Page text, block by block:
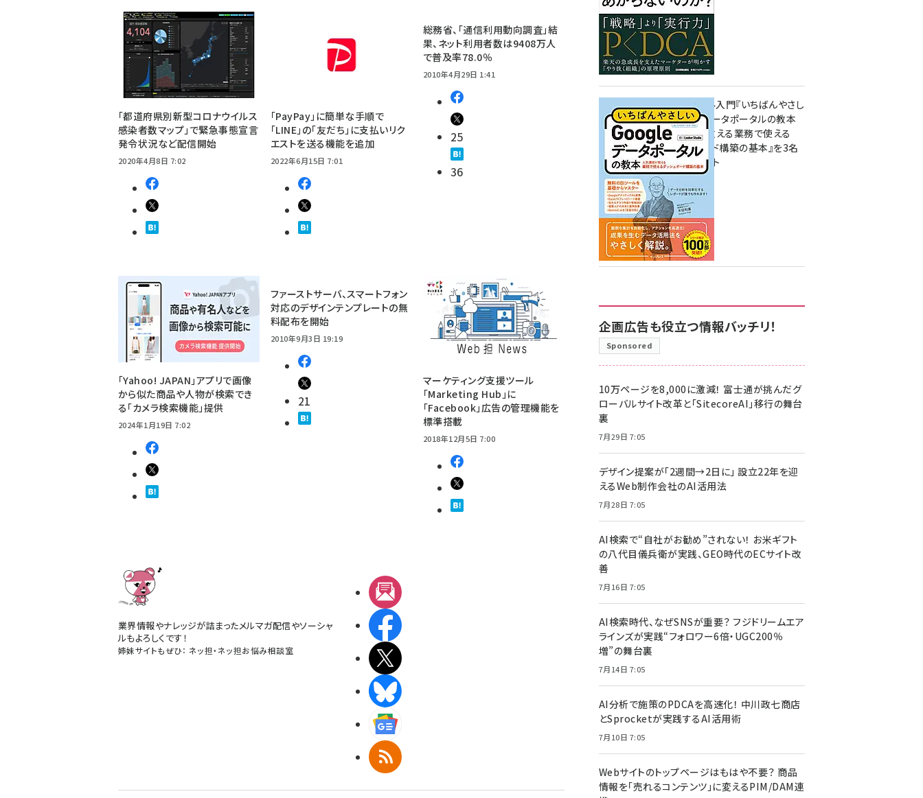
「都道府県別新型コロナウイルス
感染者数マップ」で緊急事態宣言
発令状況など配信開始
2020年4月8日 7:02
「PayPay」に簡単な手順で
「LINE」の「友だち」に支払いリク
エストを送る機能を追加
2022年6月15日 7:01
総務省、「通信利用動向調査」結
果、ネット利用者数は9408万人
で普及率78.0％
2010年4月29日 1:41
25
36
「Yahoo! JAPAN」アプリで画像
から似た商品や人物が検索でき
る「カメラ検索機能」提供
2024年1月19日 7:02
ファーストサーバ、スマートフォン
対応のデザインテンプレートの無
料配布を開始
2010年9月3日 19:19
21
マーケティング支援ツール
「Marketing Hub」に
「Facebook」広告の管理機能を
標準搭載
2018年12月5日 7:00
業界情報やナレッジが詰まったメルマガ配信やソーシャ
ルもよろしくです！
姉妹サイトもぜひ： ネッ担・ネッ担お悩み相談室
RSS
無料BIツール入門『いちばんやさし
いGoogleデータポータルの教本
人気講師が教える業務で使える
ダッシュボード構築の基本』を3名
様にプレゼント
7月31日 10:00
企画広告も役立つ情報バッチリ！
Sponsored
10万ページを8,000に激減！ 富士通が挑んだグ
ローバルサイト改革と「SitecoreAI」移行の舞台
裏
7月29日 7:05
デザイン提案が「2週間→2日に」 設立22年を迎
えるWeb制作会社のAI活用法
7月28日 7:05
AI検索で“自社がお勧め”されない！ お米ギフト
の八代目儀兵衛が実践、GEO時代のECサイト改
善
7月16日 7:05
AI検索時代、なぜSNSが重要？ フジドリームエア
ラインズが実践“フォロワー6倍・UGC200％
増”の舞台裏
7月14日 7:05
AI分析で施策のPDCAを高速化！ 中川政七商店
とSprocketが実践するAI活用術
7月10日 7:05
Webサイトのトップページはもはや不要？ 商品
情報を「売れるコンテンツ」に変えるPIM/DAM連